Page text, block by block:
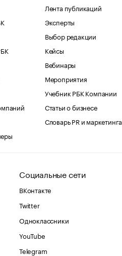
Лента публикаций
Эксперты
Выбор редакции
Кейсы
Вебинары
Мероприятия
Учебник РБК Компании
Статьи о бизнесе
Словарь PR и маркетинга
Социальные сети
ВКонтакте
Twitter
Одноклассники
YouTube
Telegram